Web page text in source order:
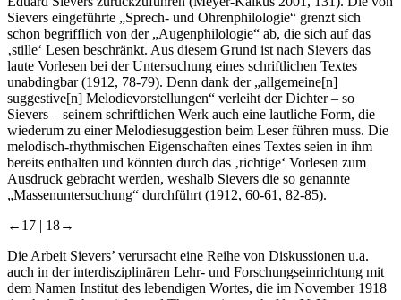
Sievers eingeführte „Sprech- und Ohrenphilologie“ grenzt sich
schon begrifflich von der „Augenphilologie“ ab, die sich auf das
‚stille‘ Lesen beschränkt. Aus diesem Grund ist nach Sievers das
laute Vorlesen bei der Untersuchung eines schriftlichen Textes
unabdingbar (1912, 78-79). Denn dank der „allgemeine[n]
suggestive[n] Melodievorstellungen“ verleiht der Dichter – so
Sievers – seinem schriftlichen Werk auch eine lautliche Form, die
wiederum zu einer Melodiesuggestion beim Leser führen muss. Die
melodisch-rhythmischen Eigenschaften eines Textes seien in ihm
bereits enthalten und könnten durch das ‚richtige‘ Vorlesen zum
Ausdruck gebracht werden, weshalb Sievers die so genannte
„Massenuntersuchung“ durchführt (1912, 60-61, 82-85).
←17 | 18→
Die Arbeit Sievers’ verursacht eine Reihe von Diskussionen u.a.
auch in der interdisziplinären Lehr- und Forschungseinrichtung mit
dem Namen Institut des lebendigen Wortes, die im November 1918